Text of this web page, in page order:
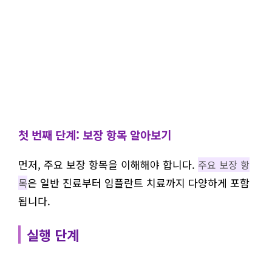
첫 번째 단계: 보장 항목 알아보기
먼저, 주요 보장 항목을 이해해야 합니다. 주요 보장 항
목은 일반 진료부터 임플란트 치료까지 다양하게 포함
됩니다.
실행 단계